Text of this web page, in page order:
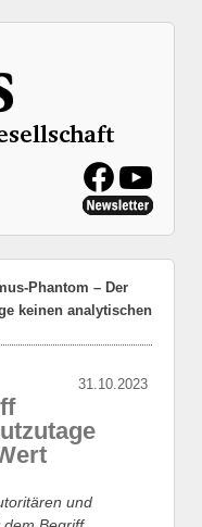
Phantom – Der
keinen analytischen
31.10.2023
und